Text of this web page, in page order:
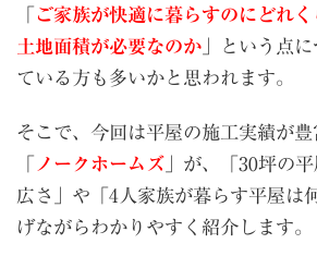
ご家族が快適に暮らすのにどれく
土地面積が必要なのか 」という点
ている方も多いかと思われます。
そこで、今回は平屋の施工実績が豊
ノークホームズ 」が、「30坪の
広さ」や「4人家族が暮らす平屋は
げながらわかりやすく紹介します。